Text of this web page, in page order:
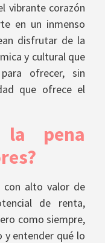
vibrante corazón
en un inmenso
disfrutar de la
y cultural que
ofrecer, sin
que ofrece el
la pena
con alto valor de
de renta,
como siempre,
y entender qué lo